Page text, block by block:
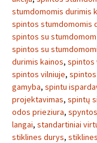
stumdomomis durimis
spintos stumdomomis
spintos su
spintos su
durimis kainos, spintos
spintos vilniuje,
gamyba, spintu
projektavimas, spintų
odos prieziura, spyntos
langai, standartiniai
stiklines durys,